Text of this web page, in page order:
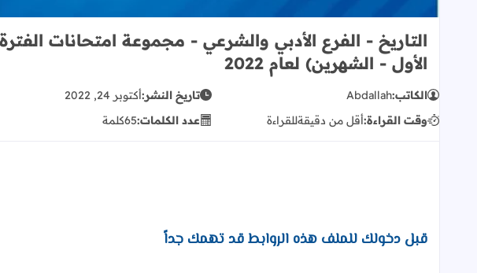
التاريخ - الفرع الأدبي والشرعي - مجموعة امتحانات
الأول - الشهرين) لعام 2022
الكاتب:Abdallah تاريخ النشر:أكتوبر 24, 2022
وقت القراءة:أقل من دقيقةللقراءة عدد الكلمات:65كلمة
قبل دخولك للملف هذه الروابط قد تهمك جداً